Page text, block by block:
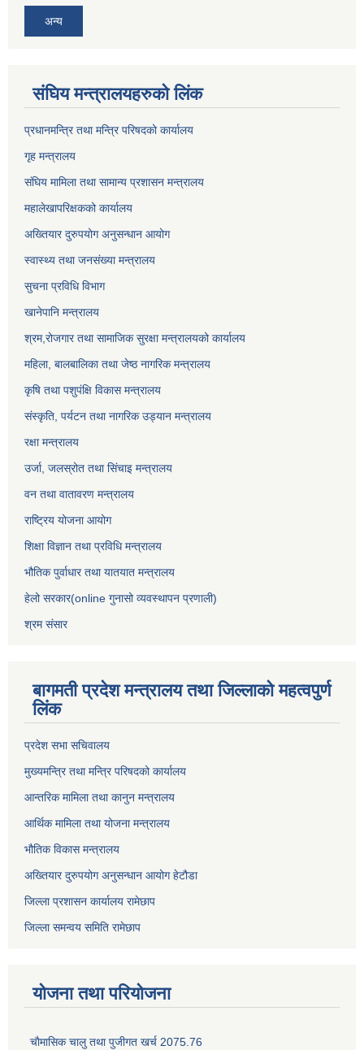
अन्य
संघिय मन्त्र‍ालयहरुको लिंक
प्रधानमन्त्रि तथा मन्त्रि परिषदको कार्यालय
गृह मन्त्रालय
संघिय मामिला तथा सामान्य प्रशासन मन्त्रालय
महालेखापरिक्षकको कार्यालय
अख्तियार दुरुपयोग अनुसन्धान आयोग
स्वास्थ्य तथा जनसंख्या मन्त्रालय
सुचना प्रविधि विभाग
खानेपानि मन्त्रालय
श्रम,रोजगार तथा सामाजिक सुरक्षा मन्त्रालयको कार्यालय
महिला, बालबालिका तथा जेष्ठ नागरिक मन्त्रालय
कृषि तथा पशुपंक्षि विकास मन्त्रालय
संस्कृति, पर्यटन तथा नागरिक उड्‍यान मन्त्रालय
रक्षा मन्त्रालय
उर्जा, जलस्रोत तथा सिंचाइ मन्त्रालय
वन तथा वातावरण मन्त्रालय
राष्ट्रिय योजना आयोग
शिक्षा विज्ञान तथा प्रविधि मन्त्रालय
भौतिक पुर्वाधार तथा यातयात मन्त्रालय
हेलो सरकार(online गुनासो व्यवस्थापन प्रणाली)
श्रम संसार
बागमती प्रदेश मन्त्रालय तथा जिल्लाको महत्वपुर्ण
लिंक
प्रदेश सभा सचिवालय
मुख्यमन्त्रि तथा मन्त्रि परिषदको कार्यालय
आन्तरिक मामिला तथा कानुन मन्त्रालय
आर्थिक मामिला तथा योजना मन्त्रालय
भौतिक विकास मन्त्रालय
अख्तियार दुरुपयोग अनुसन्धान आयोग हेटौडा
जिल्ला प्रशासन कार्यालय रामेछाप
जिल्ला समन्वय समिति रामेछाप
योजना तथा परियोजना
चाैमासिक चालु तथा पुजीगत खर्च 2075.76